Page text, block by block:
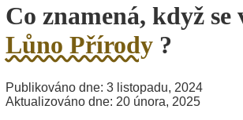
Co znamená, když se
Lůno Přírody ?
Publikováno dne: 3 listopadu, 2024
Aktualizováno dne: 20 února, 2025